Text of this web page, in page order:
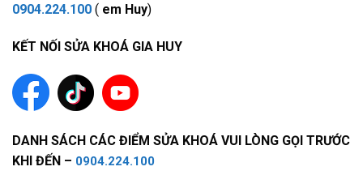
0904.224.100 ( em Huy)
KẾT NỐI SỬA KHOÁ GIA HUY
DANH SÁCH CÁC ĐIỂM SỬA KHOÁ VUI LÒNG GỌI TRƯỚC
KHI ĐẾN – 0904.224.100